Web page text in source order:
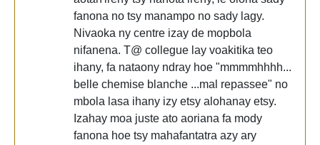
fanona no tsy manampo no sady lagy.
Nivaoka ny centre izay de mopbola
nifanena. T@ collegue lay voakitika teo
ihany, fa nataony ndray hoe "mmmmhhhh...
belle chemise blanche ...mal repassee" no
mbola lasa ihany izy etsy alohanay etsy.
Izahay moa juste ato aoriana fa mody
fanona hoe tsy mahafantatra azy ary